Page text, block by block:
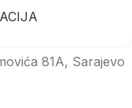
81A, Sarajevo